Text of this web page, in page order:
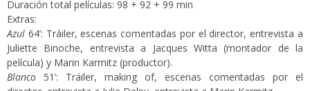
Duración total películas: 98 + 92 + 99 min
Extras:
Azul 64’: Tráiler, escenas comentadas por el director, entrevista a
Juliette Binoche, entrevista a Jacques Witta (montador de la
película) y Marin Karmitz (productor).
Blanco 51’: Tráiler, making of, escenas comentadas por el